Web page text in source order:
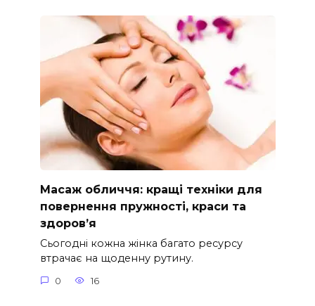
Масаж обличчя: кращі техніки для
повернення пружності, краси та
здоров’я
Сьогодні кожна жінка багато ресурсу
втрачає на щоденну рутину.
0 16